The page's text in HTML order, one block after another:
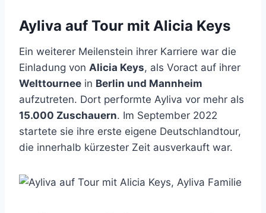
Ayliva auf Tour mit Alicia Keys
Ein weiterer Meilenstein ihrer Karriere war die
Einladung von Alicia Keys, als Voract auf ihrer
Welttournee in Berlin und Mannheim
aufzutreten. Dort performte Ayliva vor mehr als
15.000 Zuschauern. Im September 2022
startete sie ihre erste eigene Deutschlandtour,
die innerhalb kürzester Zeit ausverkauft war.